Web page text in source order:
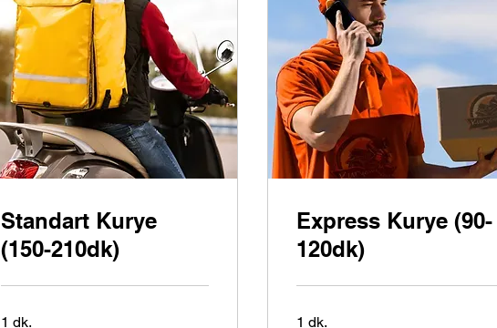
Standart Kurye
(150-210dk)
1 dk.
Express Kurye (90-
120dk)
1 dk.